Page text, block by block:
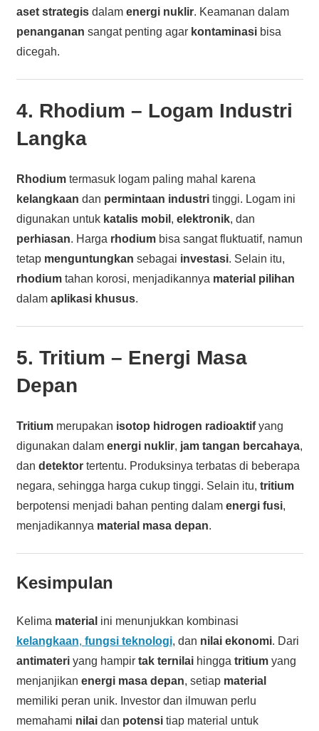
aset strategisdalam energi nuklir. Keamanan dalam
penanganan sangat penting agar kontaminasibisa
dicegah.
4. Rhodium – Logam Industri
Langka
Rhodiumtermasuk logam paling mahal karena
kelangkaan dan permintaan industritinggi. Logam ini
digunakan untuk katalis mobil , elektronik, dan
perhiasan. Harga rhodiumbisa sangat fluktuatif, namun
tetap menguntungkan sebagai investasi. Selain itu,
rhodiumtahan korosi, menjadikannya material pilihan
dalam aplikasi khusus.
5. Tritium – Energi Masa
Depan
Tritiummerupakan isotop hidrogen radioaktifyang
digunakan dalam energi nuklir, jam tangan bercahaya,
dan detektortertentu. Produksinya terbatas di beberapa
negara, sehingga harga cukup tinggi. Selain itu, tritium
berpotensi menjadi bahan penting dalam energi fusi,
menjadikannya material masa depan.
Kesimpulan
Kelima material ini menunjukkan kombinasi
kelangkaan, fungsi teknologi, dan nilai ekonomi. Dari
antimateriyang hampir tak ternilaihingga tritiumyang
menjanjikan energi masa depan, setiap material
memiliki peran unik. Investor dan ilmuwan perlu
memahami nilaidan potensitiap material untuk